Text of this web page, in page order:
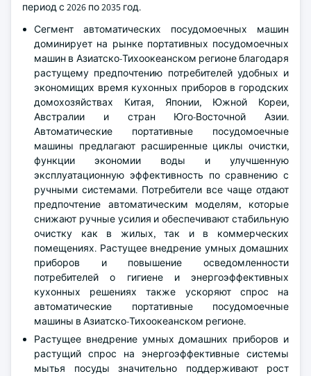
период с 2026 по 2035 год.
Сегмент автоматических посудомоечных машин
доминирует на рынке портативных посудомоечных
машин в Азиатско-Тихоокеанском регионе благодаря
растущему предпочтению потребителей удобных и
экономищих время кухонных приборов в городских
домохозяйствах Китая, Японии, Южной Кореи,
Австралии и стран Юго-Восточной Азии.
Автоматические портативные посудомоечные
машины предлагают расширенные циклы очистки,
функции экономии воды и улучшенную
эксплуатационную эффективность по сравнению с
ручными системами. Потребители все чаще отдают
предпочтение автоматическим моделям, которые
снижают ручные усилия и обеспечивают стабильную
очистку как в жилых, так и в коммерческих
помещениях. Растущее внедрение умных домашних
приборов и повышение осведомленности
потребителей о гигиене и энергоэффективных
кухонных решениях также ускоряют спрос на
автоматические портативные посудомоечные
машины в Азиатско-Тихоокеанском регионе.
Растущее внедрение умных домашних приборов и
растущий спрос на энергоэффективные системы
мытья посуды значительно поддерживают рост